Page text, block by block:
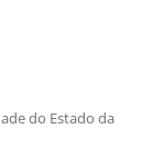
do Estado da